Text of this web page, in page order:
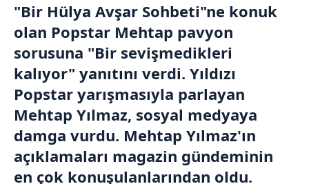
"Bir Hülya Avşar Sohbeti"ne konuk
olan Popstar Mehtap pavyon
sorusuna "Bir sevişmedikleri
kalıyor" yanıtını verdi. Yıldızı
Popstar yarışmasıyla parlayan
Mehtap Yılmaz, sosyal medyaya
damga vurdu. Mehtap Yılmaz'ın
açıklamaları magazin gündeminin
en çok konuşulanlarından oldu.